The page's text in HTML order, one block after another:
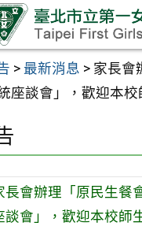
> 最新消息 > 家長會
座談會」，歡迎本校
長會辦理「原民生餐
談會」，歡迎本校師